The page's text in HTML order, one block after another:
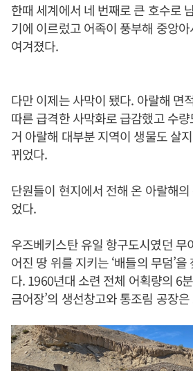
한때 세계에서 네 번째로 큰 호수로
기에 이르렀고 어족이 풍부해 중앙아
여겨졌다.
다만 이제는 사막이 됐다. 아랄해 면
따른 급격한 사막화로 급감했고 수
거 아랄해 대부분 지역이 생물도 살
뀌었다.
단원들이 현지에서 전해 온 아랄해
었다.
우즈베키스탄 유일 항구도시였던 무
어진 땅 위를 지키는 ‘배들의 무덤’
다. 1960년대 소련 전체 어획량의 6
금어장’의 생선창고와 통조림 공장